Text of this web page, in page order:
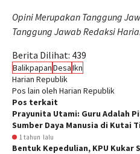
Opini Merupakan Tanggung
Tanggung Jawab Redaksi
Berita Dilihat: 439
BalikpapanDesaIkn
Harian Republik
Pos lain oleh Harian Republik
Pos terkait
Prayunita Utami: Guru Adalah
Sumber Daya Manusia di Kutai
1 tahun lalu
Bentuk Kepedulian, KPU Kukar